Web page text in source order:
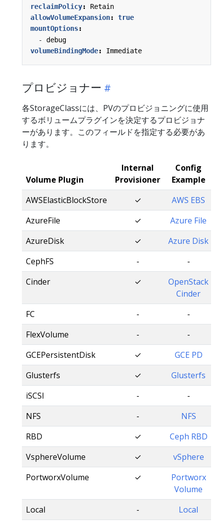
reclaimPolicy:
Retain
allowVolumeExpansion:
true
mountOptions:
- debug
volumeBindingMode: Immediate
プロビジョナー
各StorageClassには、PVのプロビジョニングに使用
するボリュームプラグインを決定するプロビジョナ
ーがあります。このフィールドを指定する必要があ
ります。
Volume Plugin
Internal
Provisioner
Config
Example
AWSElasticBlockStore
✓
AWS EBS
AzureFile
✓
Azure File
AzureDisk
✓
Azure Disk
CephFS
-
-
Cinder
✓
OpenStack
Cinder
FC
-
-
FlexVolume
-
-
GCEPersistentDisk
✓
GCE PD
Glusterfs
✓
Glusterfs
iSCSI
-
-
NFS
-
NFS
RBD
✓
Ceph RBD
VsphereVolume
✓
vSphere
PortworxVolume
✓
Portworx
Volume
Local
- Local